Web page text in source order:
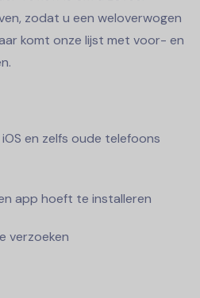
zodat u een weloverwogen
komt onze lijst met voor- en
en zelfs oude telefoons
app hoeft te installeren
verzoeken